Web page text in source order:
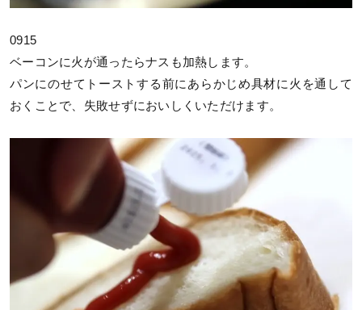
0915
ベーコンに火が通ったらナスも加熱します。
パンにのせてトーストする前にあらかじめ具材に火を通して
おくことで、失敗せずにおいしくいただけます。